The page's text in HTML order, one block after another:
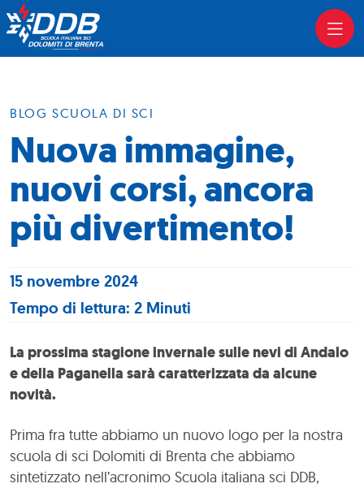
Nuova immagine,
nuovi corsi, ancora
più divertimento!
BLOG SCUOLA DI SCI
15 novembre 2024
Tempo di lettura: 2 Minuti
La prossima stagione invernale sulle nevi di Andalo
e della Paganella sarà caratterizzata da alcune
novità.
Prima fra tutte abbiamo un nuovo logo per la nostra
scuola di sci Dolomiti di Brenta che abbiamo
sintetizzato nell’acronimo Scuola italiana sci DDB,